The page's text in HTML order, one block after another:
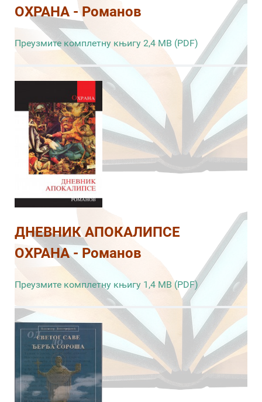
ОХРАНА - Романов
Преузмите комплетну књигу 2,4 MB (PDF)
ДНЕВНИК АПОКАЛИПСЕ
ОХРАНА - Романов
Преузмите комплетну књигу 1,4 MB (PDF)